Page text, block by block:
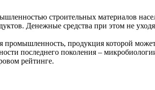
строительных материалов
Денежные средства при этом не
промышленность, продукция которой
последнего поколения –
рейтинге.